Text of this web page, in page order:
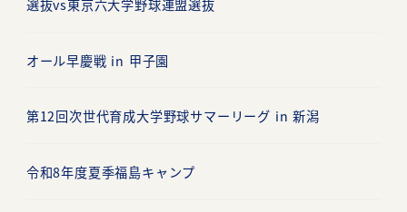
選抜vs東京六大学野球連盟選抜
オール早慶戦 in 甲子園
第12回次世代育成大学野球サマーリーグ in 新潟
令和8年度夏季福島キャンプ